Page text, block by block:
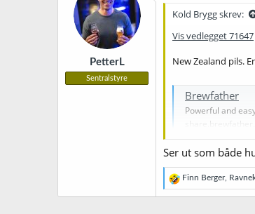
j
o
e
:
PetterL
Sentralstyre
Kold Brygg skrev:
Vis vedlegget 71647
New Zealand pils.
Brewfather
Powerful and
Ser ut som både
R
e
a
Finn Berger,